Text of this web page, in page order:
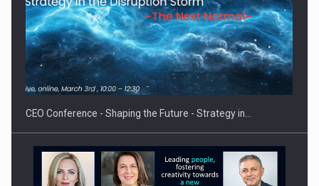
Proteinmaxxing and the Future of Protein Demand
CEO Conference - Shaping the Future - Strategy in…